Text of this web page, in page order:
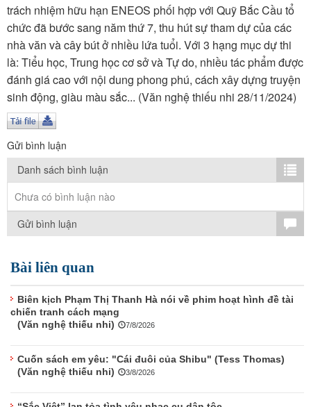
Thiếu nhi
Kết nối VOV6
TÌM KIẾM
Vận hành bởi QI Corp
trách nhiệm hữu hạn ENEOS phối hợp với Quỹ Bắc Cầu tổ
chức đã bước sang năm thứ 7, thu hút sự tham dự của các
nhà văn và cây bút ở nhiều lứa tuổi. Với 3 hạng mục dự thi
là: Tiểu học, Trung học cơ sở và Tự do, nhiều tác phẩm được
đánh giá cao với nội dung phong phú, cách xây dựng truyện
sinh động, giàu màu sắc... (Văn nghệ thiếu nhi 28/11/2024)
Gửi bình luận
Danh sách bình luận
Chưa có bình luận nào
Gửi bình luận
Bài liên quan
Biên kịch Phạm Thị Thanh Hà nói về phim hoạt hình đề tài
chiến tranh cách mạng
(Văn nghệ thiếu nhi)
7/8/2026
Cuốn sách em yêu: "Cái đuôi của Shibu" (Tess Thomas)
(Văn nghệ thiếu nhi)
3/8/2026